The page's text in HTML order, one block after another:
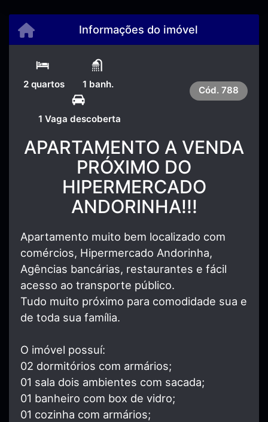
Informações do imóvel
2 quartos 1 banh.
1 Vaga descoberta
Cód. 788
APARTAMENTO A VENDA
PRÓXIMO DO
HIPERMERCADO
ANDORINHA!!!
Apartamento muito bem localizado com
comércios, Hipermercado Andorinha,
Agências bancárias, restaurantes e fácil
acesso ao transporte público.
Tudo muito próximo para comodidade sua e
de toda sua família.
O imóvel possuí:
02 dormitórios com armários;
01 sala dois ambientes com sacada;
01 banheiro com box de vidro;
01 cozinha com armários;